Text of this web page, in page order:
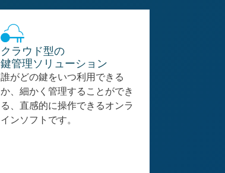
クラウド型の
鍵管理ソリューション
誰がどの鍵をいつ利用できる
か、細かく管理することができ
る、直感的に操作できるオンラ
インソフトです。